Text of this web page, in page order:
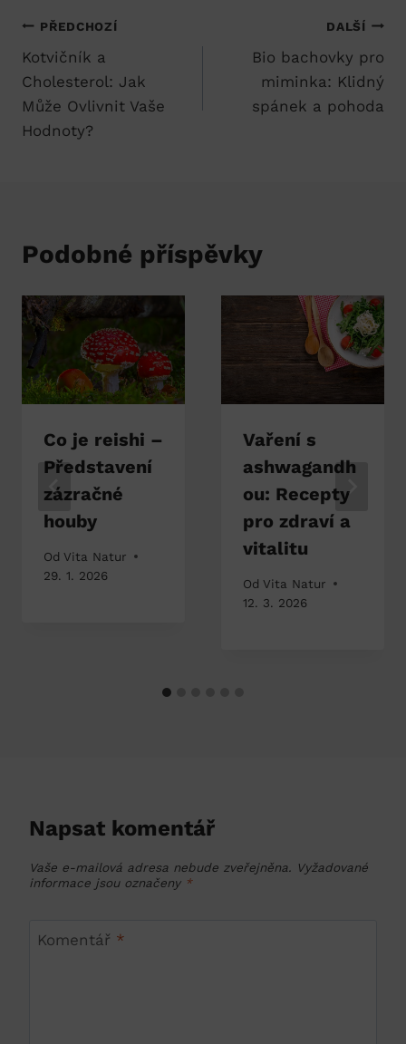
Navigace
pro
příspěvek
PŘEDCHOZÍ
Kotvičník a
Cholesterol: Jak
Může Ovlivnit Vaše
Hodnoty?
DALŠÍ
Bio bachovky pro
miminka: Klidný
spánek a pohoda
Podobné příspěvky
Co je reishi –
Představení
zázračné
houby
Od Vita Natur
29. 1. 2026
Vaření s
ashwagandh
ou: Recepty
pro zdraví a
vitalitu
Od Vita Natur
12. 3. 2026
Napsat komentář
Vaše e-mailová adresa nebude zveřejněna. Vyžadované
informace jsou označeny *
Komentář *